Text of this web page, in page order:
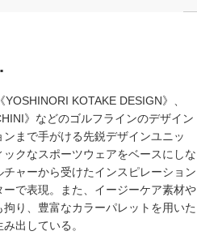
YOSHINORI KOTAKE DESIGN》、
》などのゴルフラインのデザイン
まで手がける先鋭デザインユニッ
ックなスポーツウェアをベースにしな
ャーから受けたインスピレーション
ーで表現。また、イージーケア素材や
り、豊富なカラーパレットを用いた
出している。